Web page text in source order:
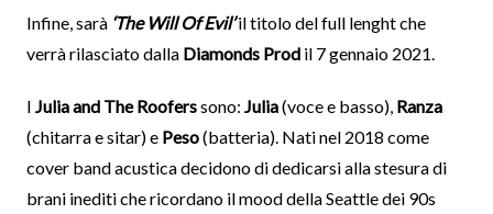
Infine, sarà ‘The Will Of Evil’il titolo del full lenght che
verrà rilasciato dalla Diamonds Prodil 7 gennaio 2021.
I Julia and The Rooferssono: Julia(voce e basso), Ranza
(chitarra e sitar) e Peso(batteria). Nati nel 2018 come
cover band acustica decidono di dedicarsi alla stesura di
brani inediti che ricordano il mood della Seattle dei 90s